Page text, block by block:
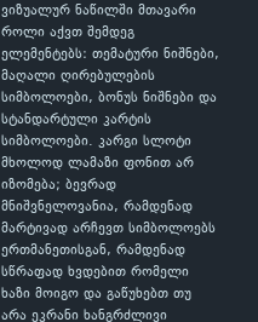
ვიზუალურ ნაწილში მთავარი
როლი აქვთ შემდეგ
ელემენტებს: თემატური ნიშნები,
მაღალი ღირებულების
სიმბოლოები, ბონუს ნიშნები და
სტანდარტული კარტის
სიმბოლოები. კარგი სლოტი
მხოლოდ ლამაზი ფონით არ
იზომება; ბევრად
მნიშვნელოვანია, რამდენად
მარტივად არჩევთ სიმბოლოებს
ერთმანეთისგან, რამდენად
სწრაფად ხვდებით რომელი
ხაზი მოიგო და გაწუხებთ თუ
არა ეკრანი ხანგრძლივი